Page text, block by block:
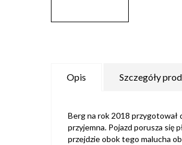
Opis Szczegóły
Berg na rok 2018 przygotował
przyjemna. Pojazd porusza się
przejdzie obok tego malucha